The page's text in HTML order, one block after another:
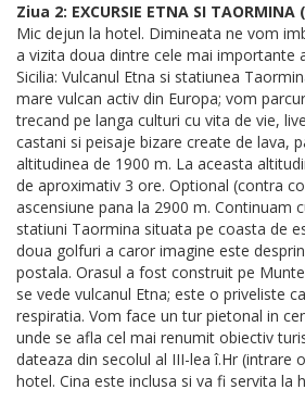
Ziua 2: EXCURSIE ETNA SI TAORMINA
Mic dejun la hotel. Dimineata ne vom
a vizita doua dintre cele mai importante
Sicilia: Vulcanul Etna si statiunea
mare vulcan activ din Europa; vom
trecand pe langa culturi cu vita de vie,
castani si peisaje bizare create de lava,
altitudinea de 1900 m. La aceasta
de aproximativ 3 ore. Optional (contra
ascensiune pana la 2900 m. Continuam
statiuni Taormina situata pe coasta de
doua golfuri a caror imagine este
postala. Orasul a fost construit pe
se vede vulcanul Etna; este o priveliste
respiratia. Vom face un tur pietonal in
unde se afla cel mai renumit obiectiv
dateaza din secolul al III-lea î.Hr (intrare
hotel. Cina este inclusa si va fi servita la